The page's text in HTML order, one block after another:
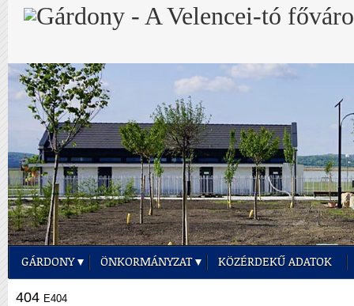
GÁRDONY ÖNKORMÁNYZAT KÖZÉRDEKŰ ADATOK
404 E404